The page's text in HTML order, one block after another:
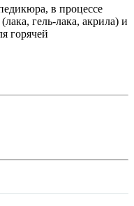
в процессе
гель-лака, акрила) и
горячей